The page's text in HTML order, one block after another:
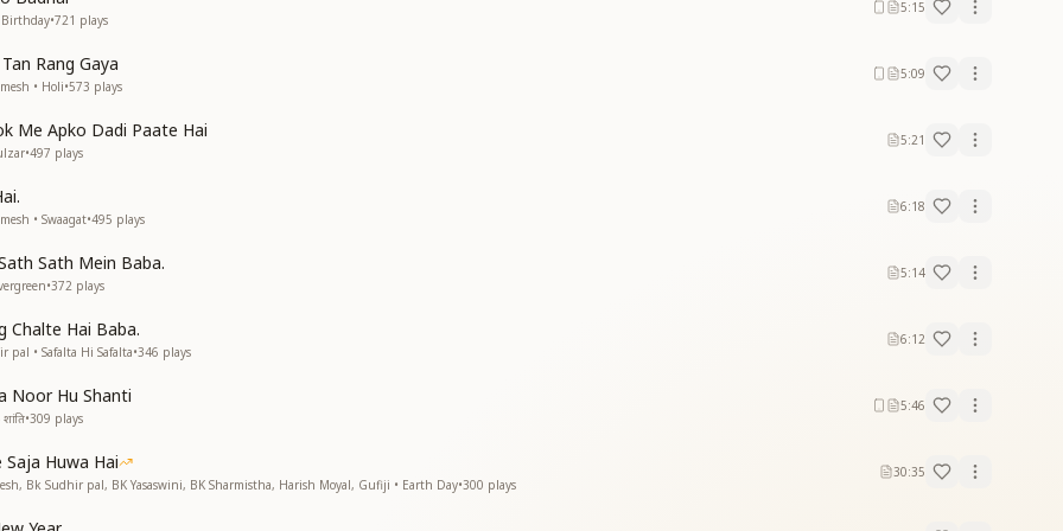
Birthday•721 plays
5:15
Rang Gaya
• Holi•573 plays
5:09
Me Apko Dadi Paate Hai
•497 plays
5:21
• Swaagat•495 plays
6:18
Sath Mein Baba.
•372 plays
5:14
Chalte Hai Baba.
pal • Safalta Hi Safalta•346 plays
6:12
Noor Hu Shanti
•309 plays
5:46
Saja Huwa Hai
Bk Sudhir pal, BK Yasaswini, BK Sharmistha, Harish Moyal, Gufiji • Earth Day•300 plays
30:35